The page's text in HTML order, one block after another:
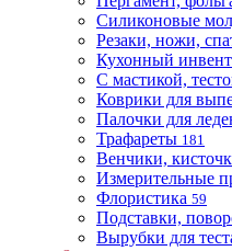
Силиконовые
Резаки, ножи,
Кухонный
С мастикой,
Коврики для
Палочки для
Трафареты 181
Венчики,
Измерительные
Флористика 59
Подставки,
Вырубки для